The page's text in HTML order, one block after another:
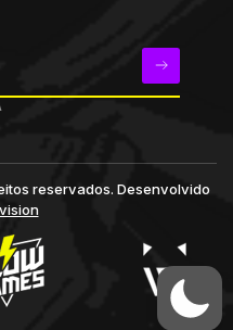
reservados. Desenvolvido